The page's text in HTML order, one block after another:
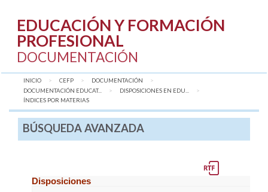
EDUCACIÓN Y FORMACIÓN
PROFESIONAL
DOCUMENTACIÓN
INICIO CEFP
DOCUMENTACIÓN
DOCUMENTACIÓN EDUCAT...
DISPOSICIONES EN EDU...
AQUÍ:
ÍNDICES POR MATERIAS
BÚSQUEDA AVANZADA
Disposiciones